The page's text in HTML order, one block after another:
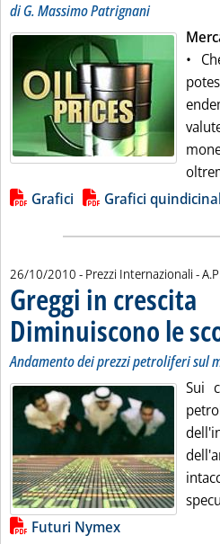
di G. Massimo Patrignani
•
Lista allegati PDF alla
Grafici Grafici
26/10/2010 - Prezzi Internazionali -di:
Greggi in crescita
Diminuiscono le
Andamento dei prezzi petroliferi sul
Sui
Lista allegati PDF alla
Futuri Nymex